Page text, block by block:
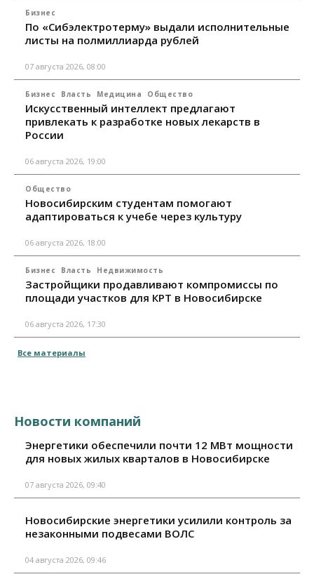
Бизнес
По «Сибэлектротерму» выдали исполнительные
листы на полмиллиарда рублей
07 августа 2026, 08:00
Бизнес Власть Медицина Общество
Искусственный интеллект предлагают
привлекать к разработке новых лекарств в
России
06 августа 2026, 19:00
Общество
Новосибирским студентам помогают
адаптироваться к учебе через культуру
06 августа 2026, 18:00
Бизнес Власть Недвижимость
Застройщики продавливают компромиссы по
площади участков для КРТ в Новосибирске
06 августа 2026, 17:30
Все материалы
Новости компаний
Энергетики обеспечили почти 12 МВт мощности
для новых жилых кварталов в Новосибирске
07 августа 2026, 09:40
Новосибирские энергетики усилили контроль за
незаконными подвесами ВОЛС
04 августа 2026, 09:46